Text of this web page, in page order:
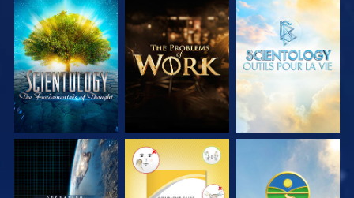
DÉCOUVRIR LES
SÉRIES
DÉCOUVRIR LES
SÉRIES
DÉCOUVRIR LES
SÉRIES
REGARDER REGARDER REGARDER